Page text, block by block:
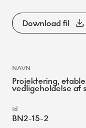
Download fil
Projektering,
vedligeholdelse af
BN2-15-2